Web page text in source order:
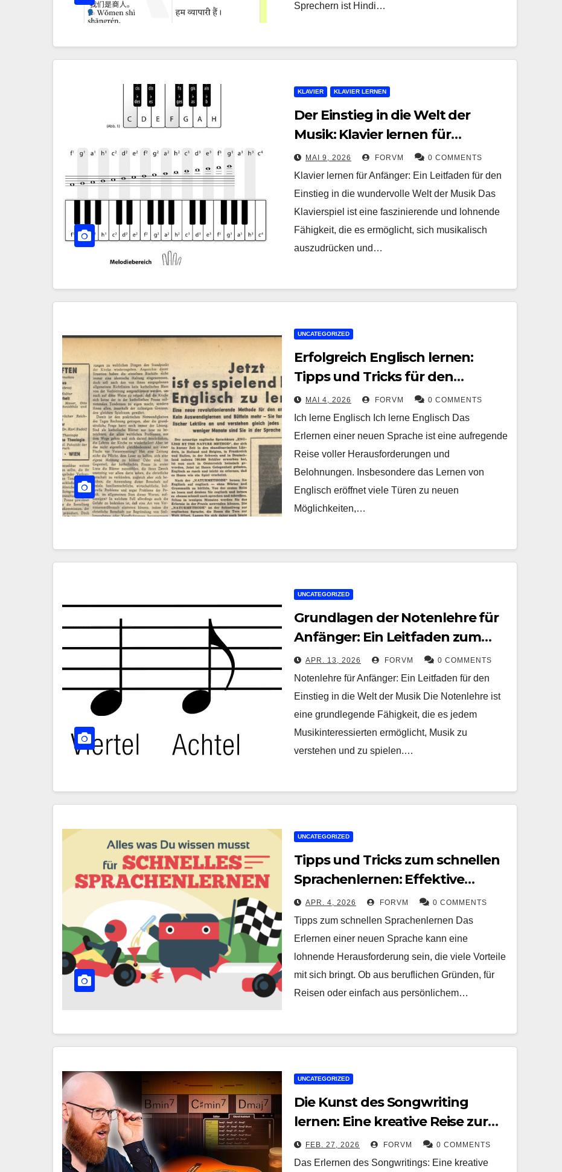
Sprechern ist Hindi…
KLAVIER KLAVIER LERNEN
Der Einstieg in die Welt der
Musik: Klavier lernen für
Anfänger
MAI 9, 2026 FORVM 0 COMMENTS
Klavier lernen für Anfänger: Ein Leitfaden für den
Einstieg in die wundervolle Welt der Musik Das
Klavierspiel ist eine faszinierende und lohnende
Fähigkeit, die es ermöglicht, sich musikalisch
auszudrücken und…
UNCATEGORIZED
Erfolgreich Englisch lernen:
Tipps und Tricks für den
Spracherwerb
MAI 4, 2026 FORVM 0 COMMENTS
Ich lerne Englisch Ich lerne Englisch Das
Erlernen einer neuen Sprache ist eine aufregende
Reise voller Herausforderungen und
Belohnungen. Insbesondere das Lernen von
Englisch eröffnet viele Türen zu neuen
Möglichkeiten,…
UNCATEGORIZED
Grundlagen der Notenlehre für
Anfänger: Ein Leitfaden zum
Einstieg in die Welt der Musik
APR. 13, 2026 FORVM 0 COMMENTS
Notenlehre für Anfänger: Ein Leitfaden für den
Einstieg in die Welt der Musik Die Notenlehre ist
eine grundlegende Fähigkeit, die es jedem
Musikinteressierten ermöglicht, Musik zu
verstehen und zu spielen.…
UNCATEGORIZED
Tipps und Tricks zum schnellen
Sprachenlernen: Effektive
Methoden für raschen
Fortschritt
APR. 4, 2026 FORVM 0 COMMENTS
Tipps zum schnellen Sprachenlernen Das
Erlernen einer neuen Sprache kann eine
lohnende Herausforderung sein, die viele Vorteile
mit sich bringt. Ob aus beruflichen Gründen, für
Reisen oder einfach aus persönlichem…
UNCATEGORIZED
Die Kunst des Songwriting
lernen: Eine kreative Reise zur
eigenen Musik
FEB. 27, 2026 FORVM 0 COMMENTS
Das Erlernen des Songwritings: Eine kreative